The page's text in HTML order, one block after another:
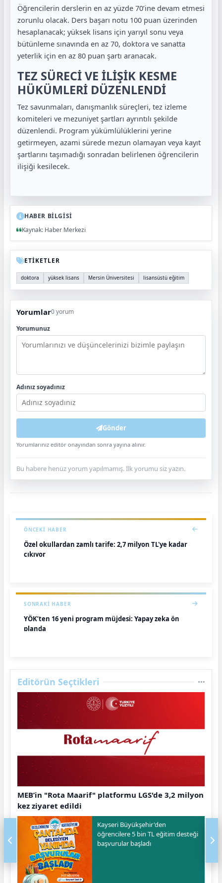
Öğrencilerin derslerin en az yüzde 70’ine devam etmesi
zorunlu olacak. Ders başarı notu 100 puan üzerinden
hesaplanacak; yüksek lisans için yarıyıl sonu veya
bütünleme sınavında en az 70, doktora ve sanatta
yeterlik için en az 80 puan şartı aranacak.
TEZ SÜRECİ VE İLİŞİK KESME
HÜKÜMLERİ DÜZENLENDİ
Tez savunmaları, danışmanlık süreçleri, tez izleme
komiteleri ve mezuniyet şartları ayrıntılı şekilde
düzenlendi. Program yükümlülüklerini yerine
getirmeyen, azami sürede mezun olamayan veya kayıt
şartlarını taşımadığı sonradan belirlenen öğrencilerin
ilişiği kesilecek.
HABER BİLGİSİ
Kaynak: Haber Merkezi
ETİKETLER
doktora yüksek lisans Mersin Üniversitesi lisansüstü eğitim
Yorumlar0 yorum
Yorumunuz
Adınız soyadınız
Gönder
Yorumlarınız editör onayından sonra yayına alınır.
Bu habere henüz yorum yapılmamış. İlk yorumu siz yazın.
ÖNCEKI HABER
Özel okullardan zamlı tarife: 2,7 milyon TL'ye kadar
çıkıyor
SONRAKI HABER
YÖK’ten 16 yeni program müjdesi: Yapay zeka ön
planda
Editörün Seçtikleri
MEB’in "Rota Maarif" platformu LGS'de 3,2 milyon
kez ziyaret edildi
Kayseri Büyükşehir'den
öğrencilere 5 bin TL eğitim desteği
başvurular başladı